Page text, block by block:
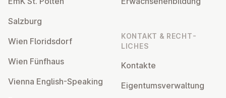
Salzburg
Wien Flor­idsdorf
Wien Fünfhaus
Vienna English-Speaking
KONTAKT & RECHT­
LICHES
Kontakte
Ei­gentums­ver­wal­tung